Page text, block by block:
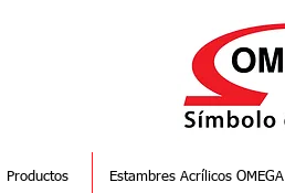
Productos Estambres Acrílicos OMEGA